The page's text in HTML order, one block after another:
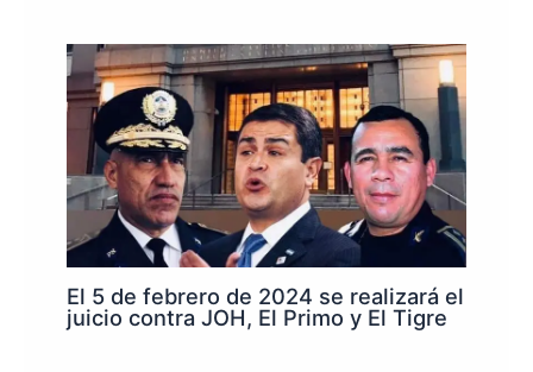
El 5 de febrero de 2024 se realizará el
juicio contra JOH, El Primo y El Tigre